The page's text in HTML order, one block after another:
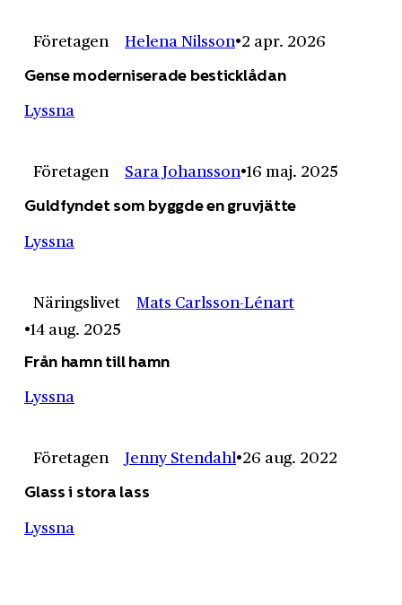
Företagen Helena Nilsson 2 apr. 2026
Gense moderniserade besticklådan
Lyssna
Företagen Sara Johansson 16 maj. 2025
Guldfyndet som byggde en gruvjätte
Lyssna
Näringslivet
Mats Carlsson-Lénart
14 aug. 2025
Från hamn till hamn
Lyssna
Företagen Jenny Stendahl 26 aug. 2022
Glass i stora lass
Lyssna